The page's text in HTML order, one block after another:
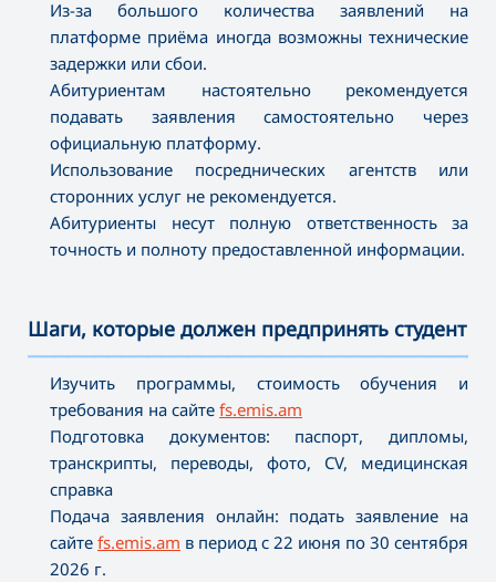
Из-за большого количества заявлений на
платформе приёма иногда возможны технические
задержки или сбои.
Абитуриентам настоятельно рекомендуется
подавать заявления самостоятельно через
официальную платформу.
Использование посреднических агентств или
сторонних услуг не рекомендуется.
Абитуриенты несут полную ответственность за
точность и полноту предоставленной информации.
Шаги, которые должен предпринять студент
Изучить программы, стоимость обучения и
требования на сайте fs.emis.am
Подготовка документов: паспорт, дипломы,
транскрипты, переводы, фото, CV, медицинская
справка
Подача заявления онлайн: подать заявление на
сайте fs.emis.am в период с 22 июня по 30 сентября
2026 г.